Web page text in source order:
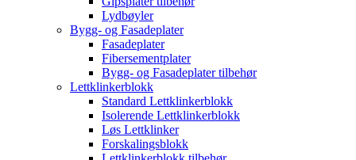
Lydbøyler
Bygg- og Fasadeplater
Fasadeplater
Fibersementplater
Bygg- og Fasadeplater tilbehør
Lettklinkerblokk
Standard Lettklinkerblokk
Isolerende Lettklinkerblokk
Løs Lettklinker
Forskalingsblokk